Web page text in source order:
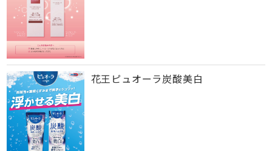
花王ピュオーラ炭酸美白